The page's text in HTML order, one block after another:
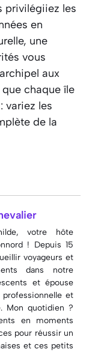
privilégiiez les
en
une
vous
aux
chaque île
variez les
de la
votre hôte
! Depuis 15
voyageurs et
dans notre
et épouse
et
Mon quotidien ?
en moments
pour réussir un
et ces petits